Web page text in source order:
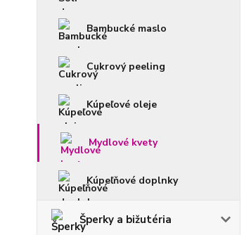
Bambucké maslo
Cukrový peeling
Kúpeľové oleje
Mydlové kvety
Kúpeľňové doplnky
Šperky a bižutéria